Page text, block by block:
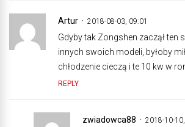
Artur 2018-08-03, 09:01
Gdyby tak Zongshen zaczął ten
innych swoich modeli, byłoby
chłodzenie cieczą i te 10 kw w
REPLY
zwiadowca88 2018-10-